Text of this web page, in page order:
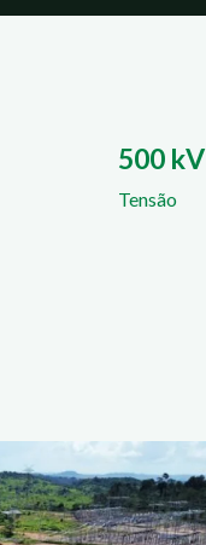
500 kV
Tensão